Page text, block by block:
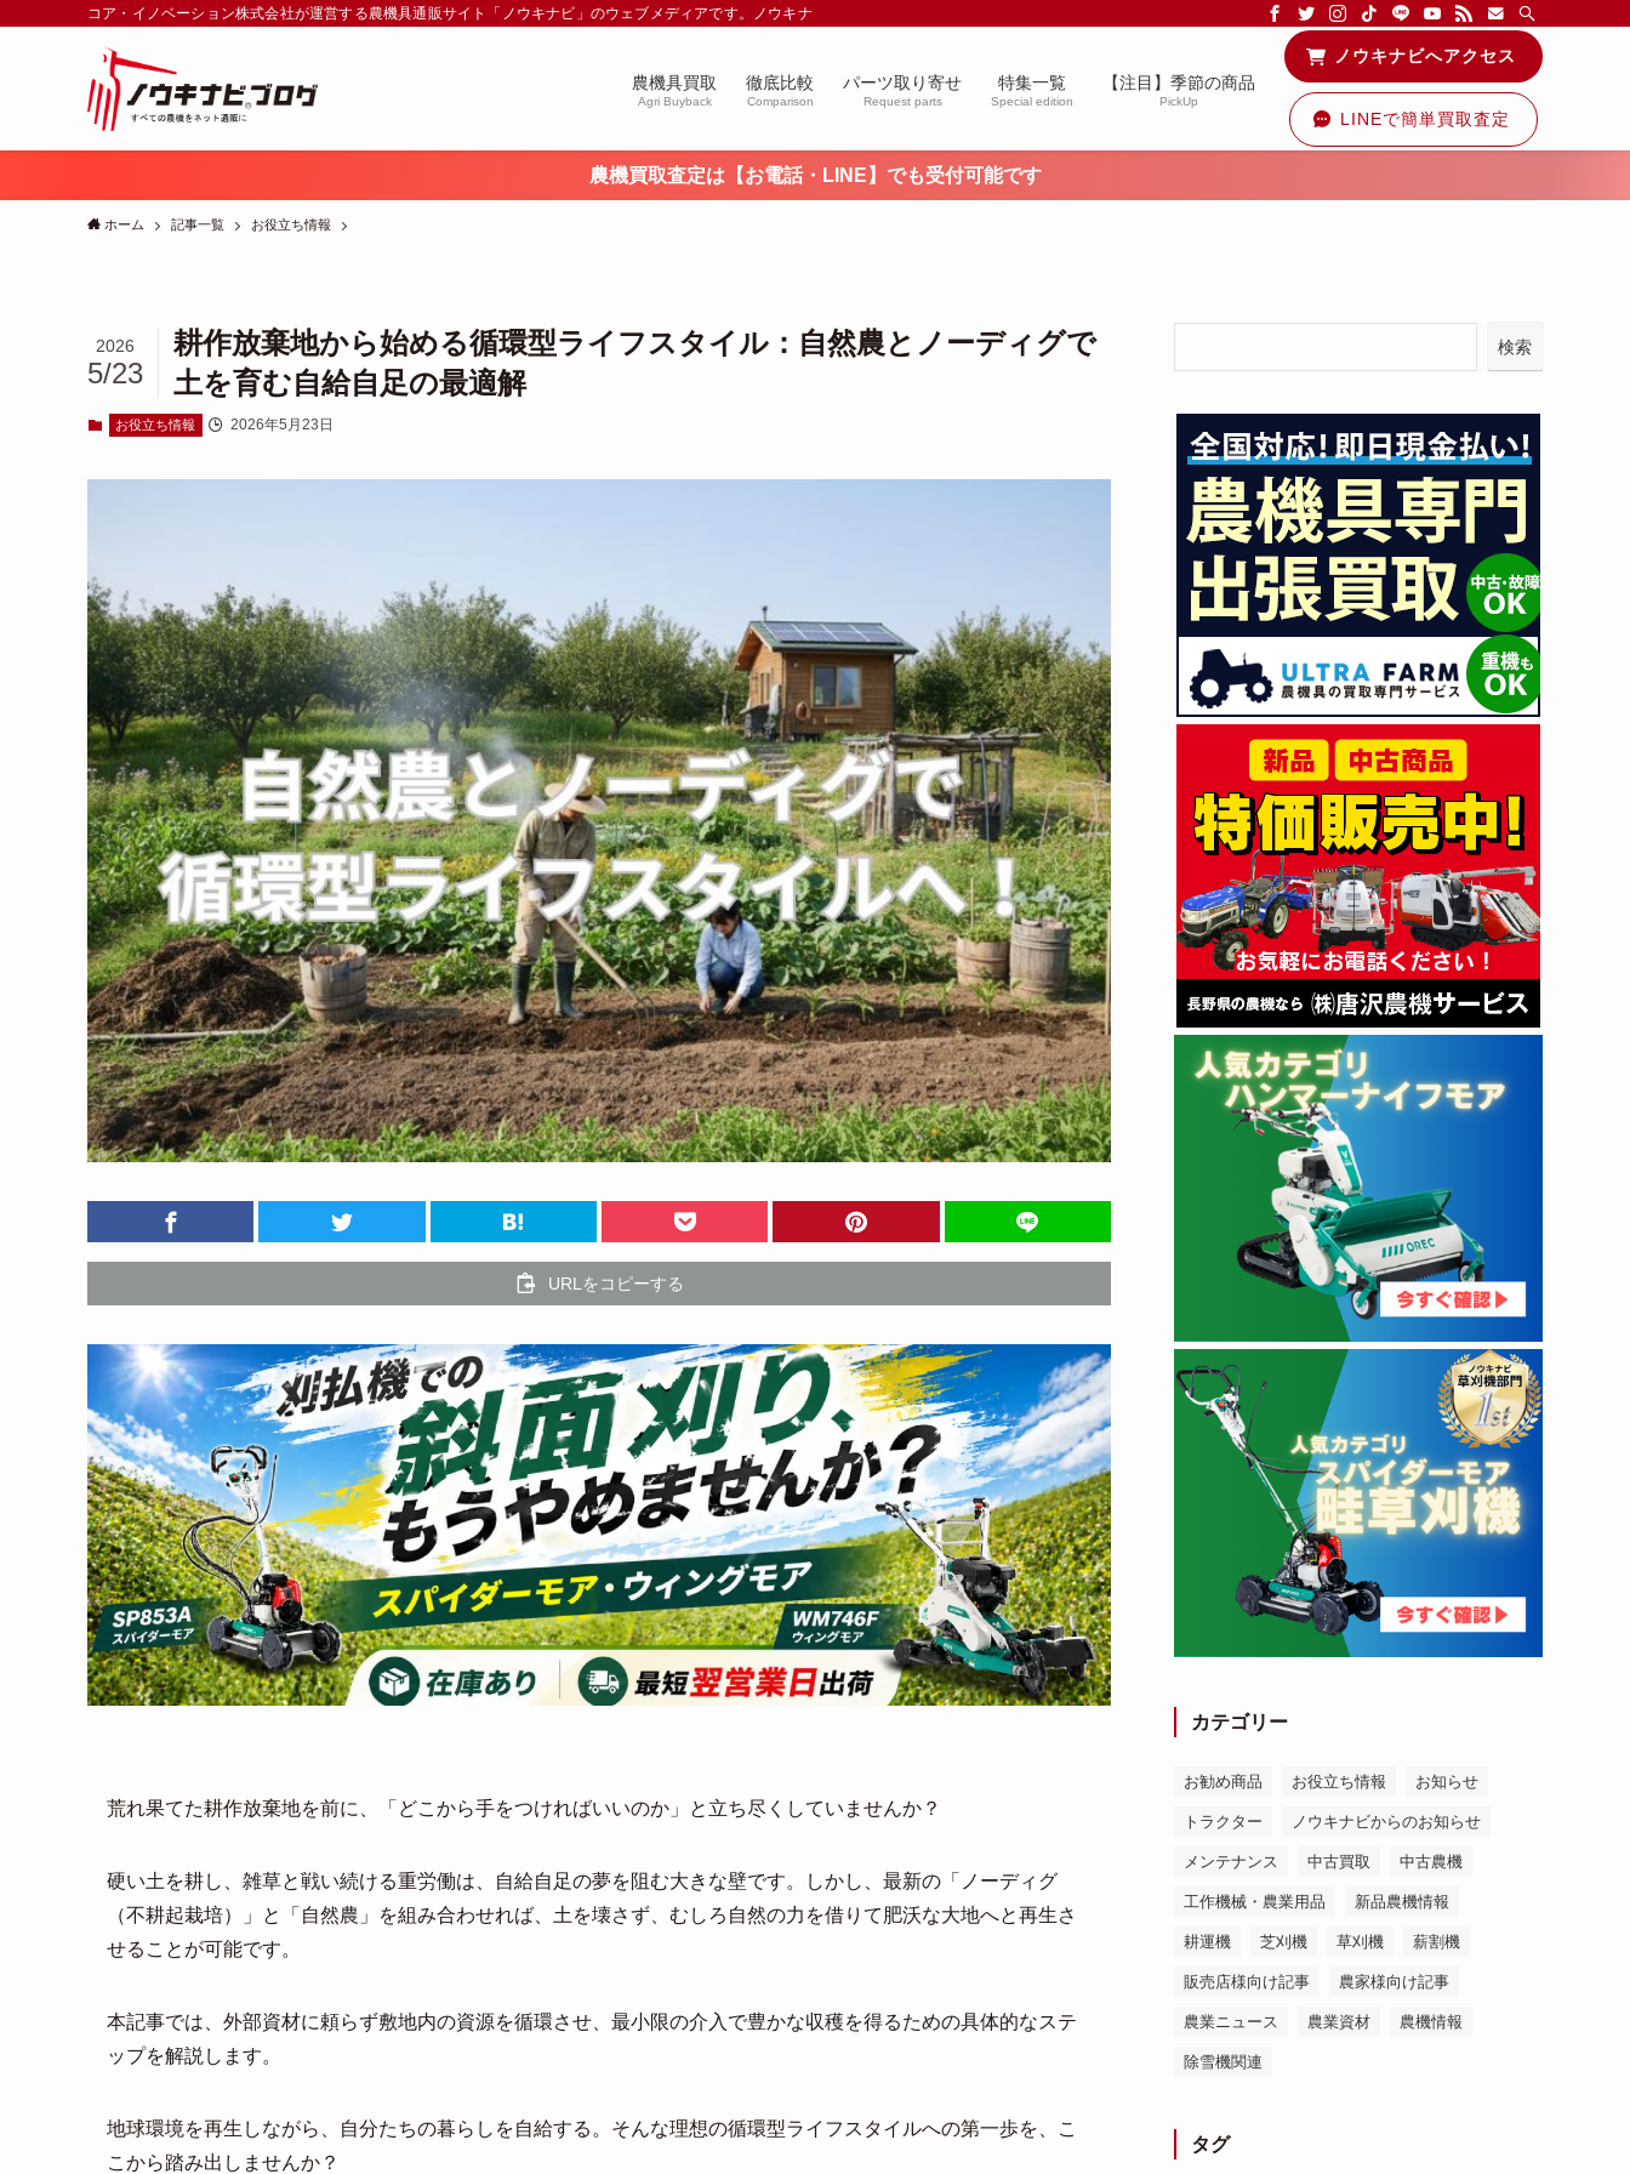
コア・イノベーション株式会社が運営する農機具通販サイト「ノウキナビ」のウェブメディアです。ノウキナビブログを通じて農業や農業機械に関する情報を配信中です！
農機具買取
Agri Buyback
徹底比較
Comparison
パーツ取り寄せ
Request parts
特集一覧
Special edition
【注目】季節の商品
PickUp
ノウキナビへアクセス
LINEで簡単買取査定
農機買取査定は【お電話・LINE】でも受付可能です
ホーム 記事一覧 お役立ち情報
耕作放棄地から始める循環型ライフスタイル：自然農とノーディグで
土を育む自給自足の最適解
2026
5/23
お役立ち情報 2026年5月23日
URLをコピーする
荒れ果てた耕作放棄地を前に、「どこから手をつければいいのか」と立ち尽くしていませんか？
硬い土を耕し、雑草と戦い続ける重労働は、自給自足の夢を阻む大きな壁です。しかし、最新の「ノーディグ
（不耕起栽培）」と「自然農」を組み合わせれば、土を壊さず、むしろ自然の力を借りて肥沃な大地へと再生さ
せることが可能です。
本記事では、外部資材に頼らず敷地内の資源を循環させ、最小限の介入で豊かな収穫を得るための具体的なステ
ップを解説します。
地球環境を再生しながら、自分たちの暮らしを自給する。そんな理想の循環型ライフスタイルへの第一歩を、こ
こから踏み出しませんか？
検索
カテゴリー
お勧め商品 お役立ち情報 お知らせ
トラクター ノウキナビからのお知らせ
メンテナンス 中古買取 中古農機
工作機械・農業用品 新品農機情報
耕運機 芝刈機 草刈機 薪割機
販売店様向け記事 農家様向け記事
農業ニュース 農業資材 農機情報
除雪機関連
タグ